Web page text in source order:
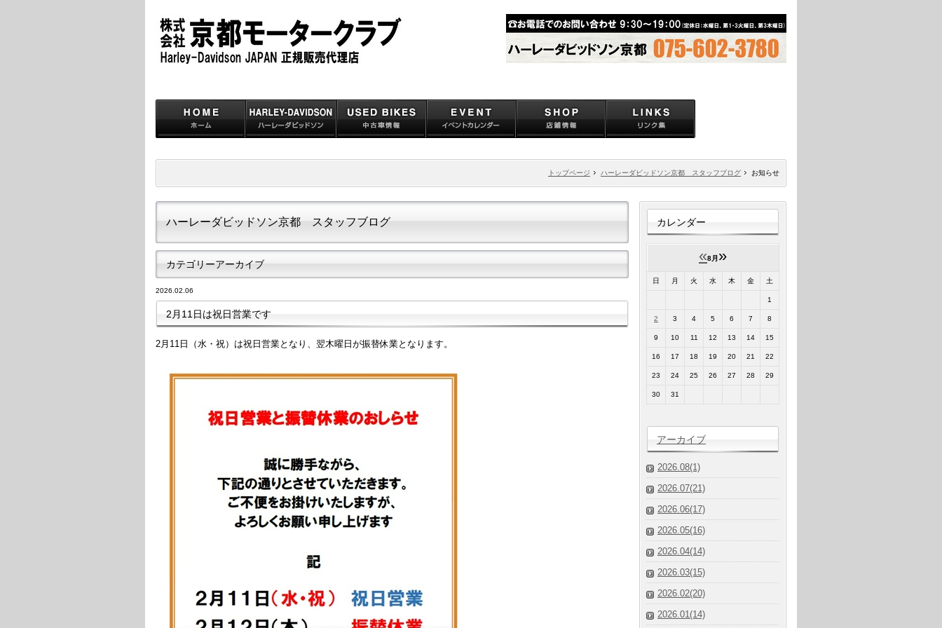
トップページ ハーレーダビッドソン京都 スタッフブログ お知らせ
ハーレーダビッドソン京都 スタッフブログ
カテゴリーアーカイブ
2026.02.06
2月11日は祝日営業です
2月11日（水・祝）は祝日営業となり、翌木曜日が振替休業となります。
カレンダー
«8月 »
日 月 火 水 木 金 土
1
2 3 4 5 6 7 8
9 10 11 12 13 14 15
16 17 18 19 20 21 22
23 24 25 26 27 28 29
30 31
アーカイブ
2026.08(1)
2026.07(21)
2026.06(17)
2026.05(16)
2026.04(14)
2026.03(15)
2026.02(20)
2026.01(14)